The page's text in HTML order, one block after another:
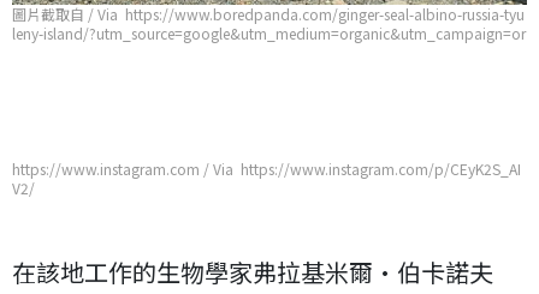
圖片截取自 / Via https://www.boredpanda.com/ginger-seal-albino-russia-tyu
leny-island/?utm_source=google&utm_medium=organic&utm_campaign=or
https://www.instagram.com / Via https://www.instagram.com/p/CEyK2S_AI
V2/
在該地工作的生物學家弗拉基米爾·伯卡諾夫